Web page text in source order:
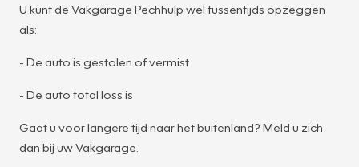
U kunt de Vakgarage Pechhulp wel tussentijds opzeggen
als:
- De auto is gestolen of vermist
- De auto total loss is
Gaat u voor langere tijd naar het buitenland? Meld u zich
dan bij uw Vakgarage.